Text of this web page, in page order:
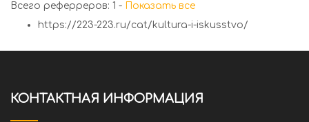
Всего реферреров: 1 - Показать все
https://223-223.ru/cat/kultura-i-iskusstvo/
КОНТАКТНАЯ ИНФОРМАЦИЯ